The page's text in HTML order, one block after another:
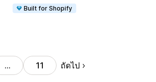
Built for Shopify
… 11 ถัดไป